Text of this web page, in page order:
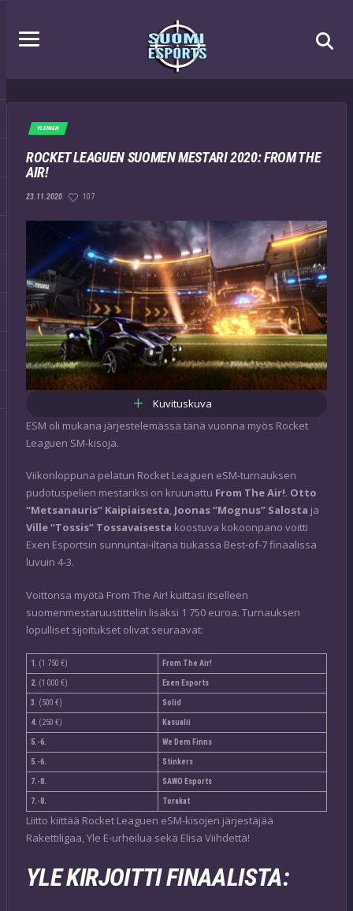
YLEINEN
ROCKET LEAGUEN SUOMEN MESTARI 2020: FROM THE
AIR!
23.11.2020 107
Kuvituskuva
ESM oli mukana järjestelemässä tänä vuonna myös Rocket
Leaguen SM-kisoja.
Viikonloppuna pelatun Rocket Leaguen eSM-turnauksen
pudotuspelien mestariksi on kruunattu From The Air!. Otto
“Metsanauris” Kaipiaisesta, Joonas “Mognus” Salosta ja
Ville “Tossis” Tossavaisesta koostuva kokoonpano voitti
Exen Esportsin sunnuntai-iltana tiukassa Best-of-7 finaalissa
luvuin 4-3.
Voittonsa myötä From The Air! kuittasi itselleen
suomenmestaruustittelin lisäksi 1 750 euroa. Turnauksen
lopulliset sijoitukset olivat seuraavat:
1. (1 750 €) From The Air!
2. (1 000 €) Exen Esports
3. (500 €) Solid
4. (250 €) Kasualii
5.-6. We Dem Finns
5.-6. Stinkers
7.-8. SAWO Esports
7.-8. Torakat
Liitto kiittää Rocket Leaguen eSM-kisojen järjestäjää
Rakettiligaa, Yle E-urheilua sekä Elisa Viihdettä!
YLE KIRJOITTI FINAALISTA: